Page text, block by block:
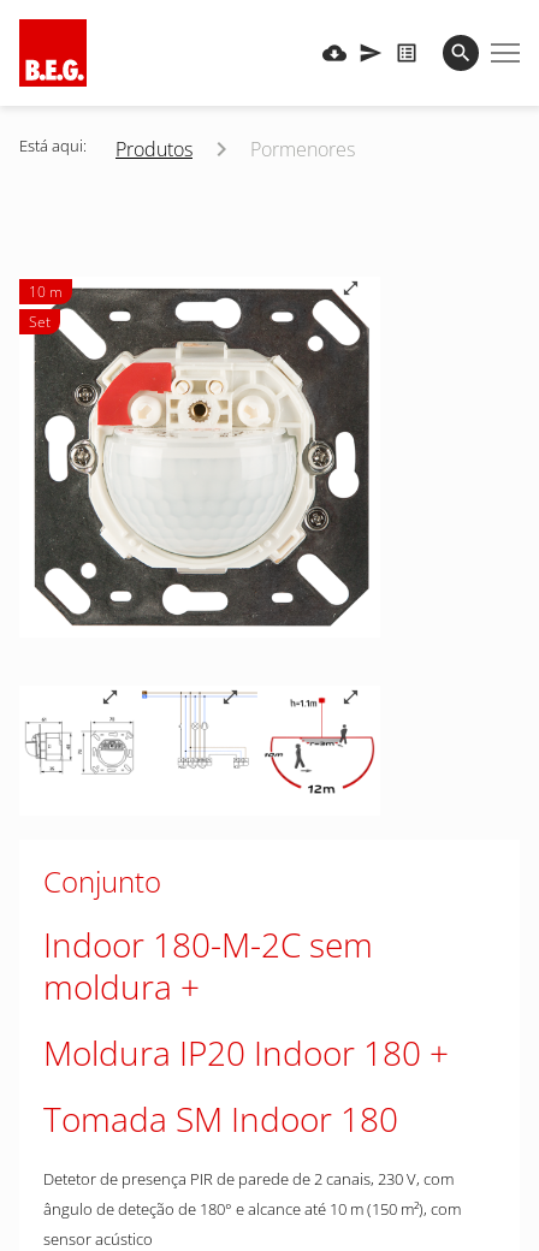
Está aqui: Produtos Pormenores
10 m
Set
Conjunto
Indoor 180-M-2C sem
moldura
Moldura IP20 Indoor 180
Tomada SM Indoor 180
Detetor de presença PIR de parede de 2 canais, 230 V, com
ângulo de deteção de 180° e alcance até 10 m (150 m²), com
sensor acústico